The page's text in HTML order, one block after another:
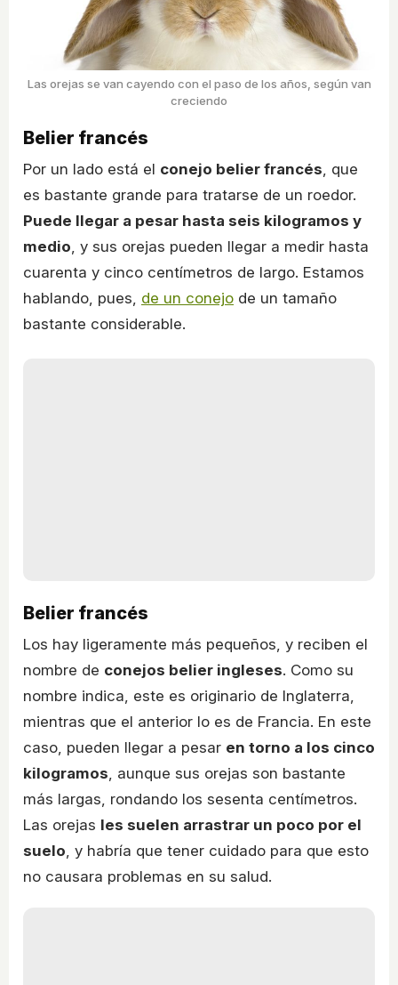
Las orejas se van cayendo con el paso de los años, según van
creciendo
Belier francés
Por un lado está el conejo belier francés, que
es bastante grande para tratarse de un roedor.
Puede llegar a pesar hasta seis kilogramos y
medio, y sus orejas pueden llegar a medir hasta
cuarenta y cinco centímetros de largo. Estamos
hablando, pues, de un conejo de un tamaño
bastante considerable.
Belier francés
Los hay ligeramente más pequeños, y reciben el
nombre de conejos belier ingleses. Como su
nombre indica, este es originario de Inglaterra,
mientras que el anterior lo es de Francia. En este
caso, pueden llegar a pesar en torno a los cinco
kilogramos, aunque sus orejas son bastante
más largas, rondando los sesenta centímetros.
Las orejas les suelen arrastrar un poco por el
suelo, y habría que tener cuidado para que esto
no causara problemas en su salud.